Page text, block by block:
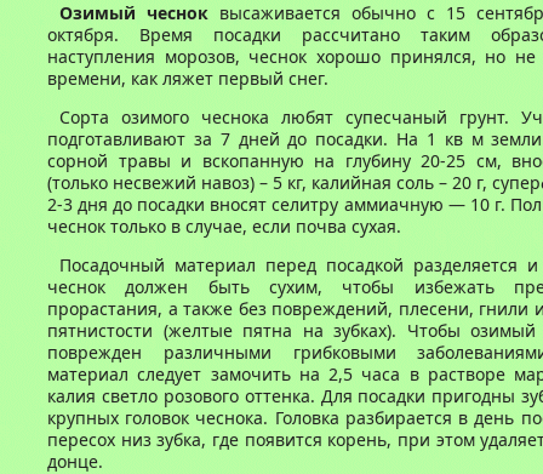
Озимый чеснок высаживается обычно с 15
октября. Время посадки рассчитано таким
наступления морозов, чеснок хорошо принялся, но не
времени, как ляжет первый снег.
Сорта озимого чеснока любят супесчаный грунт.
подготавливают за 7 дней до посадки. На 1 кв м
сорной травы и вскопанную на глубину 20-25 см,
(только несвежий навоз) – 5 кг, калийная соль – 20 г,
2-3 дня до посадки вносят селитру аммиачную — 10 г.
чеснок только в случае, если почва сухая.
Посадочный материал перед посадкой разделяется и
чеснок должен быть сухим, чтобы избежать
прорастания, а также без повреждений, плесени, гнили
пятнистости (желтые пятна на зубках). Чтобы
поврежден различными грибковыми
материал следует замочить на 2,5 часа в растворе
калия светло розового оттенка. Для посадки пригодны
крупных головок чеснока. Головка разбирается в день
пересох низ зубка, где появится корень, при этом
донце.